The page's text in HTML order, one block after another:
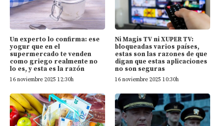
Un experto lo confirma: ese
yogur que en el
supermercado te venden
como griego realmente no
lo es, y esta es la razón
16 noviembre 2025 12:30h
Ni Magis TV ni XUPER TV:
bloqueadas varios países,
estas son las razones de que
digan que estas aplicaciones
no son seguras
16 noviembre 2025 10:30h